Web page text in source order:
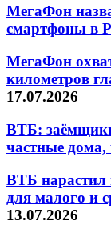
МегаФон
смартфоны в
МегаФон
километров
17.07.2026
ВТБ:
частные дома,
ВТБ нарастил
для малого и
13.07.2026